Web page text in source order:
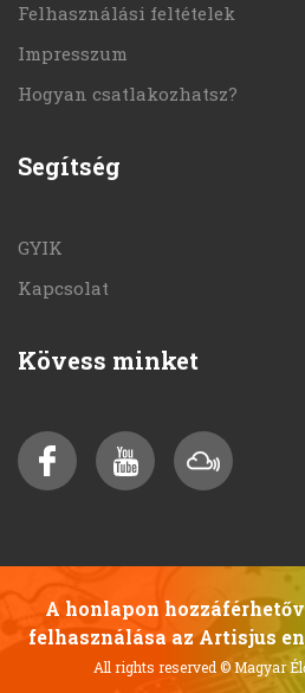
Felhasználási feltételek
Impresszum
Hogyan csatlakozhatsz?
Segítség
GYIK
Kapcsolat
Kövess minket
A honlapon
felhasználása az Artisjus
All rights reserved© Magyar